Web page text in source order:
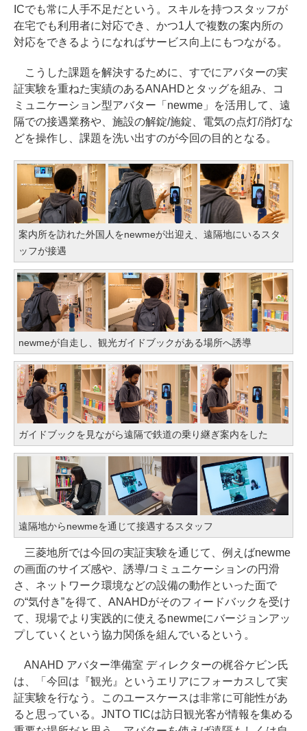
ICでも常に人手不足だという。スキルを持つスタッフが
在宅でも利用者に対応でき、かつ1人で複数の案内所の
対応をできるようになればサービス向上にもつながる。
こうした課題を解決するために、すでにアバターの実
証実験を重ねた実績のあるANAHDとタッグを組み、コ
ミュニケーション型アバター「newme」を活用して、遠
隔での接遇業務や、施設の解錠/施錠、電気の点灯/消灯な
どを操作し、課題を洗い出すのが今回の目的となる。
案内所を訪れた外国人をnewmeが出迎え、遠隔地にいるスタ
ッフが接遇
newmeが自走し、観光ガイドブックがある場所へ誘導
ガイドブックを見ながら遠隔で鉄道の乗り継ぎ案内をした
遠隔地からnewmeを通じて接遇するスタッフ
三菱地所では今回の実証実験を通じて、例えばnewme
の画面のサイズ感や、誘導/コミュニケーションの円滑
さ、ネットワーク環境などの設備の動作といった面で
の“気付き”を得て、ANAHDがそのフィードバックを受け
て、現場でより実践的に使えるnewmeにバージョンアッ
プしていくという協力関係を組んでいるという。
ANAHD アバター準備室 ディレクターの梶谷ケビン氏
は、「今回は『観光』というエリアにフォーカスして実
証実験を行なう。このユースケースは非常に可能性があ
ると思っている。JNTO TICは訪日観光客が情報を集める